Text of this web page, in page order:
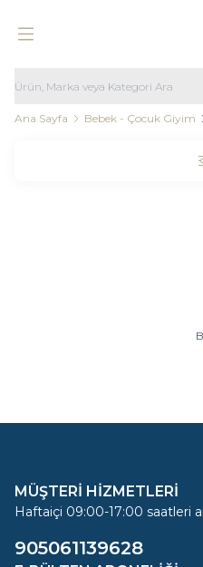
Ana Sayfa Bebek - Çocuk Giyim
MÜŞTERİ HİZMETLERİ
Haftaiçi 09:00-17:00 saatleri
905061139628